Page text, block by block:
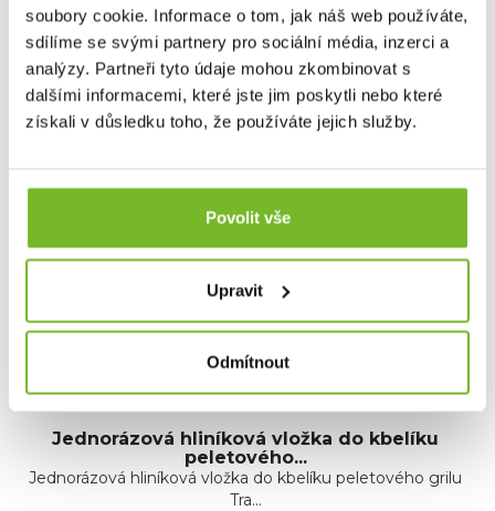
soubory cookie. Informace o tom, jak náš web používáte,
sdílíme se svými partnery pro sociální média, inzerci a
analýzy. Partneři tyto údaje mohou zkombinovat s
dalšími informacemi, které jste jim poskytli nebo které
získali v důsledku toho, že používáte jejich služby.
Povolit vše
Upravit
Odmítnout
pomáháte pečovat o světové lesy.
Dotaz
Mohlo by Vás zajímat
Jednorázová hliníková vložka do kbelíku
peletového...
Jednorázová hliníková vložka do kbelíku peletového grilu
Tra...